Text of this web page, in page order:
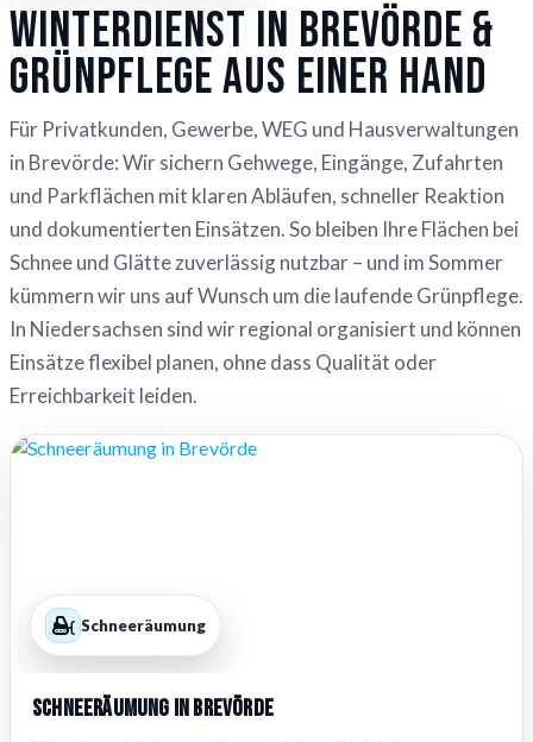
Winterdienst in Brevörde &
Grünpflege aus einer Hand
Für Privatkunden, Gewerbe, WEG und Hausverwaltungen
in Brevörde: Wir sichern Gehwege, Eingänge, Zufahrten
und Parkflächen mit klaren Abläufen, schneller Reaktion
und dokumentierten Einsätzen. So bleiben Ihre Flächen bei
Schnee und Glätte zuverlässig nutzbar – und im Sommer
kümmern wir uns auf Wunsch um die laufende Grünpflege.
In Niedersachsen sind wir regional organisiert und können
Einsätze flexibel planen, ohne dass Qualität oder
Erreichbarkeit leiden.
Schneeräumung
Schneeräumung in Brevörde